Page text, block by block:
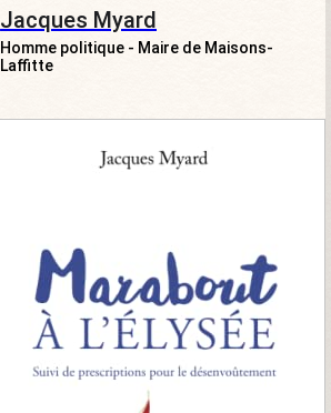
Jacques Myard
Homme politique - Maire de Maisons-
Laffitte